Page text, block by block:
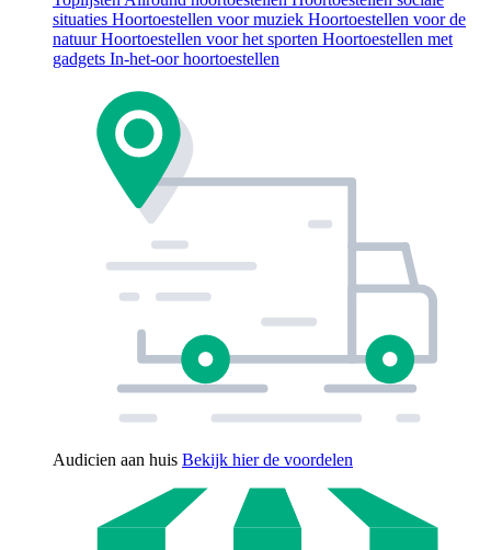
situaties Hoortoestellen voor muziek Hoortoestellen voor de
natuurHoortoestellen voor het sporten Hoortoestellen met
gadgets In-het-oor hoortoestellen
Audicien aan huis Bekijk hier de voordelen